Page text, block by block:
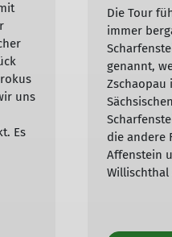
uns
Es
Die Tour
immer
genannt,
Zschaopau
die andere
Affenstein